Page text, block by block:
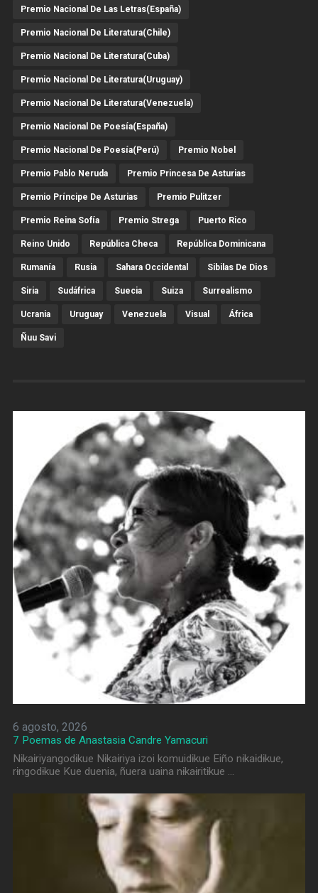
Premio Nacional De Las Letras(España)
Premio Nacional De Literatura(Chile)
Premio Nacional De Literatura(Cuba)
Premio Nacional De Literatura(Uruguay)
Premio Nacional De Literatura(Venezuela)
Premio Nacional De Poesía(España)
Premio Nacional De Poesía(Perú) Premio Nobel
Premio Pablo Neruda Premio Princesa De Asturias
Premio Príncipe De Asturias Premio Pulitzer
Premio Reina Sofía Premio Strega Puerto Rico
Reino Unido República Checa República Dominicana
Rumanía Rusia Sahara Occidental Sibilas De Dios
Siria Sudáfrica Suecia Suiza Surrealismo
Ucrania Uruguay Venezuela Visual África
Ñuu Savi
6 agosto, 2026
7 Poemas de Anastasia Candre Yamacuri
Nɨkaɨriyangodɨkue Nɨkaɨriya izoi komuidɨkue Eiño nɨkaɨdɨkue,
rɨngodɨkue Kue duenia, ñuera uaina nɨkaɨritɨkue …